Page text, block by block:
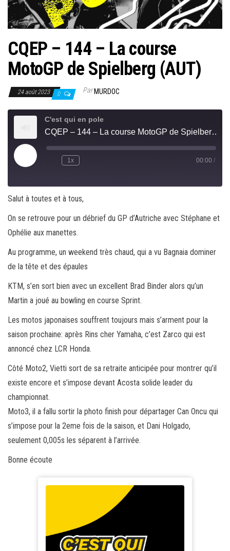
CQEP – 144 – La course
MotoGP de Spielberg (AUT)
24 août 2023 0 ParMURDOC
C'est qui en pole
CQEP – 144 – La course MotoGP de Spielberg (AUT)
Play
Episode
Rewind
1x
seconds
00:00 /
Salut à toutes et à tous,
On se retrouve pour un débrief du GP d’Autriche avec Stéphane et
Ophélie aux manettes.
Au programme, un weekend très chaud, qui a vu Bagnaia dominer
de la tête et des épaules
KTM, s’en sort bien avec un excellent Brad Binder alors qu’un
Martin a joué au bowling en course Sprint.
Les motos japonaises souffrent toujours mais s’arment pour la
saison prochaine: après Rins cher Yamaha, c’est Zarco qui est
annoncé chez LCR Honda.
Côté Moto2, Vietti sort de sa retraite anticipée pour montrer qu’il
existe encore et s’impose devant Acosta solide leader du
championnat.
Moto3, il a fallu sortir la photo finish pour départager Can Oncu qui
s’impose pour la 2eme fois de la saison, et Dani Holgado,
seulement 0,005s les séparent à l’arrivée.
Bonne écoute